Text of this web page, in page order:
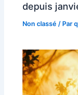
depuis
Non classé / Par